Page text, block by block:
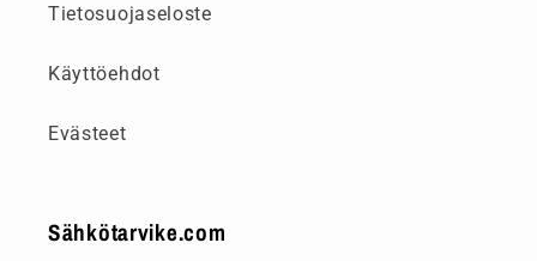
Tietosuojaseloste
Käyttöehdot
Evästeet
Sähkötarvike.com